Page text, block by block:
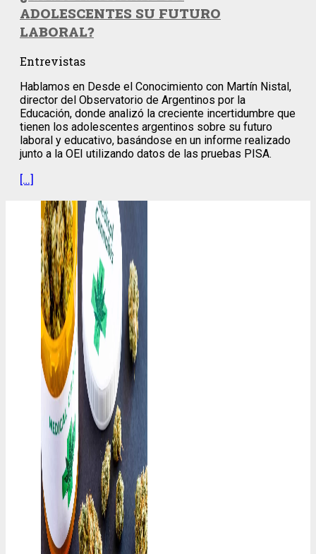
ADOLESCENTES SU FUTURO
LABORAL?
Entrevistas
Hablamos en Desde el Conocimiento con Martín Nistal,
director del Observatorio de Argentinos por la
Educación, donde analizó la creciente incertidumbre que
tienen los adolescentes argentinos sobre su futuro
laboral y educativo, basándose en un informe realizado
junto a la OEI utilizando datos de las pruebas PISA.
[…]